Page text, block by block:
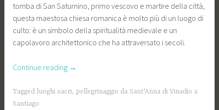
tomba di San Saturnino, primo vescovo e martire della città,
questa maestosa chiesa romanica è molto più di un luogo di
culto: è un simbolo della spiritualità medievale e un
capolavoro architettonico che ha attraversato i secoli.
Continue reading “L’anima
di
→
Tagged luoghi sacri, pellegrinaggio da Sant'Anna di Vinadio a
Santiago